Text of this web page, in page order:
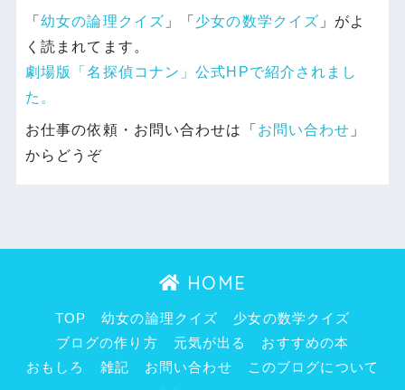
「幼女の論理クイズ 」「 少女の数学クイズ 」がよ
く読まれてます。
劇場版「名探偵コナン」公式HPで紹介されまし
た。
お仕事の依頼・お問い合わせは「 お問い合わせ 」
からどうぞ
HOME
TOP 幼女の論理クイズ
少女の数学クイズ
ブログの作り方
元気が出る
おすすめの本
おもしろ
雑記 お問い合わせ このブログについて